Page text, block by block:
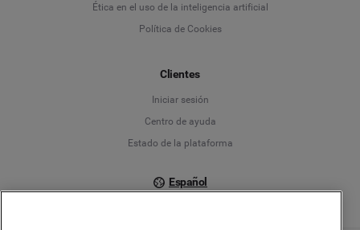
Ética en el uso de la inteligencia artificial
Política de Cookies
Clientes
Iniciar sesión
Centro de ayuda
Estado de la plataforma
Español